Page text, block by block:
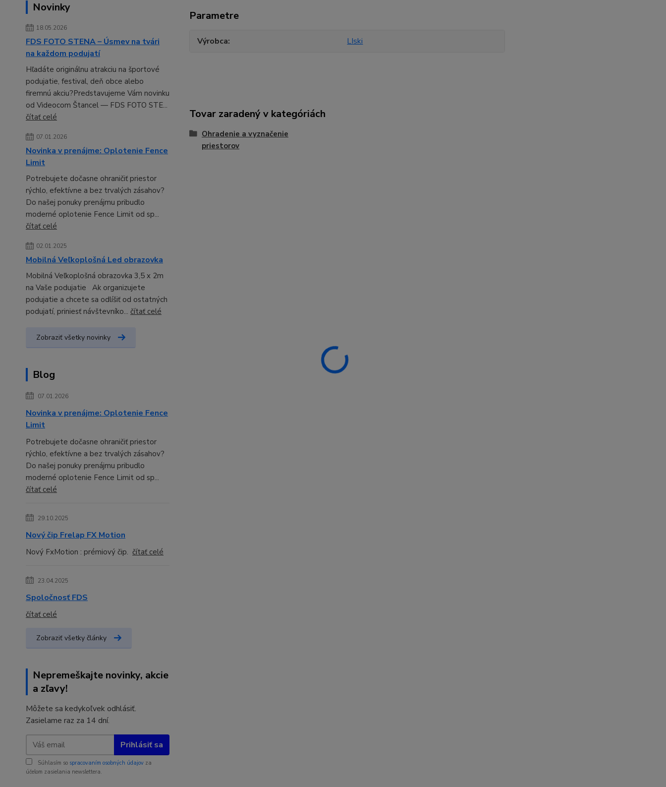
Novinky
18.05.2026
FDS FOTO STENA – Úsmev na tvári
na každom podujatí
Hľadáte originálnu atrakciu na športové
podujatie, festival, deň obce alebo
firemnú akciu?Predstavujeme Vám novinku
od Videocom Štancel — FDS FOTO STE...
čítať celé
07.01.2026
Novinka v prenájme: Oplotenie Fence
Limit
Potrebujete dočasne ohraničiť priestor
rýchlo, efektívne a bez trvalých zásahov?
Do našej ponuky prenájmu pribudlo
moderné oplotenie Fence Limit od sp...
čítať celé
02.01.2025
Mobilná Veľkoplošná Led obrazovka
Mobilná Veľkoplošná obrazovka 3,5 x 2m
na Vaše podujatie Ak organizujete
podujatie a chcete sa odlíšiť od ostatných
podujatí, priniesť návštevníko... čítať celé
Zobraziť všetky novinky
Blog
07.01.2026
Novinka v prenájme: Oplotenie Fence
Limit
Potrebujete dočasne ohraničiť priestor
rýchlo, efektívne a bez trvalých zásahov?
Do našej ponuky prenájmu pribudlo
moderné oplotenie Fence Limit od sp...
čítať celé
29.10.2025
Nový čip Frelap FX Motion
Nový FxMotion : prémiový čip. čítať celé
23.04.2025
Spoločnosť FDS
čítať celé
Zobraziť všetky články
Nepremeškajte novinky, akcie
a zľavy!
Môžete sa kedykoľvek odhlásiť.
Zasielame raz za 14 dní.
Prihlásiť sa
Súhlasím so spracovaním osobných údajov za
účelom zasielania newslettera.
Parametre
Výrobca LIski
Tovar zaradený v kategóriách
Ohradenie a vyznačenie
priestorov